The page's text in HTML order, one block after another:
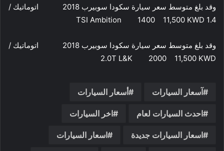
وقد بلغ متوسط سعر سيارة سكودا سوبيرب 2018 اتوماتيك /
1.4 TSI Ambition 1400 11,500 KWD
وقد بلغ متوسط سعر سيارة سكودا سوبيرب 2018 اتوماتيك /
2.0T L&K 2000 11,500 KWD
آسعار السيارات أسعار السيارات
احدث السيارات لعام اخر السيارات
اسعار السيارات جديدة اسعار السیارات